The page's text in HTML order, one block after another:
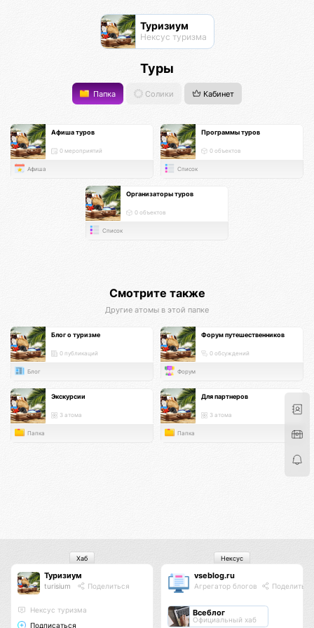
Туризиум
Нексус туризма
Туры
Папка Солики Кабинет
Афиша туров
0 мероприятий
Афиша
Программы туров
0 объектов
Список
Организаторы туров
0 объектов
Список
Смотрите также
Другие атомы в этой папке
Блог о туризме
0 публикаций
Блог
Форум путешественников
0 обсуждений
Форум
Экскурсии
3 атома
Папка
Для партнеров
3 атома
Папка
Туризиум
turisium Поделиться
Нексус туризма
Подписаться
Хаб
vseblog.ru
Агрегатор блогов Поделиться
Всеблог
Официальный хаб
Нексус